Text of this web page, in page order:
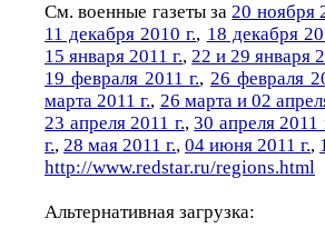
См. военные газеты за20 ноября
11 декабря 2010 г., 18 декабря
15 января 2011 г.,22 и 29 января
19 февраля 2011 г., 26 февраля
марта 2011 г., 26 марта и 02
23 апреля 2011 г.,30 апреля 2011
г., 28 мая 2011 г., 04 июня 2011 г.,
http://www.redstar.ru/regions.html
Альтернативная загрузка: